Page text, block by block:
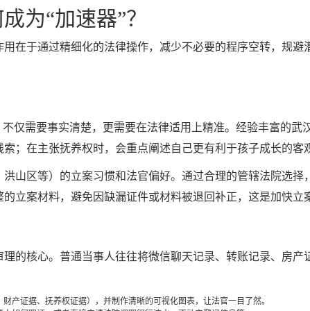
为“加速器”？
在于通过精细化的法律操作，减少不必要的程序空转，规
仅需要事实清楚，更需要在法律适用上精准。经验丰富的
；在主张抚养权时，会重点阐述自己更有利于孩子成长的客
山区等）的立案习惯和法官偏好。通过合理的管辖法院选
立案材料，避免因缺漏证件或材料被退回补正，这是加快立
的核心。普通当事人往往将微信聊天记录、转账记录、房
产证据、抚养权证据），并制作清晰的可视化图表，让法官一目了然。